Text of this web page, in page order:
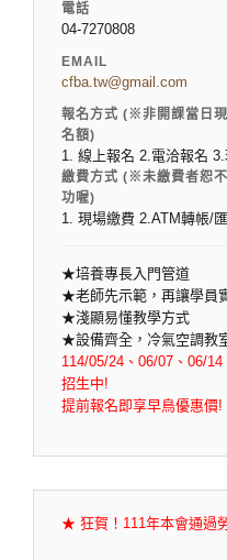
電話
04-7270808
EMAIL
cfba.tw@gmail.com
報名方式 (※非開課當日
名額)
1. 線上報名 2.電洽報名
繳費方式 (※未繳費者恕
功喔)
1. 現場繳費 2.ATM轉帳/
★培養專長入門管道
★老師先示範，再讓學員
★淺顯易懂教學方式
★設備齊全，冷氣空調教
114/05/24、06/07、06/
招生中!
提前報名即享早鳥優惠價!
★ 狂賀！111年本會通過